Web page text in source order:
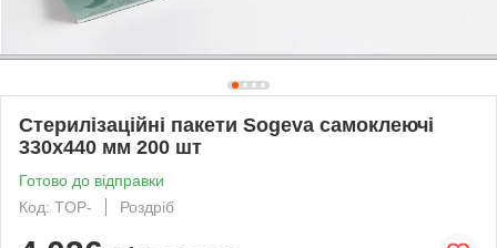
Стерилізаційні пакети Sogeva самоклеючі
330х440 мм 200 шт
Готово до відправки
Код: TOP-
Роздріб